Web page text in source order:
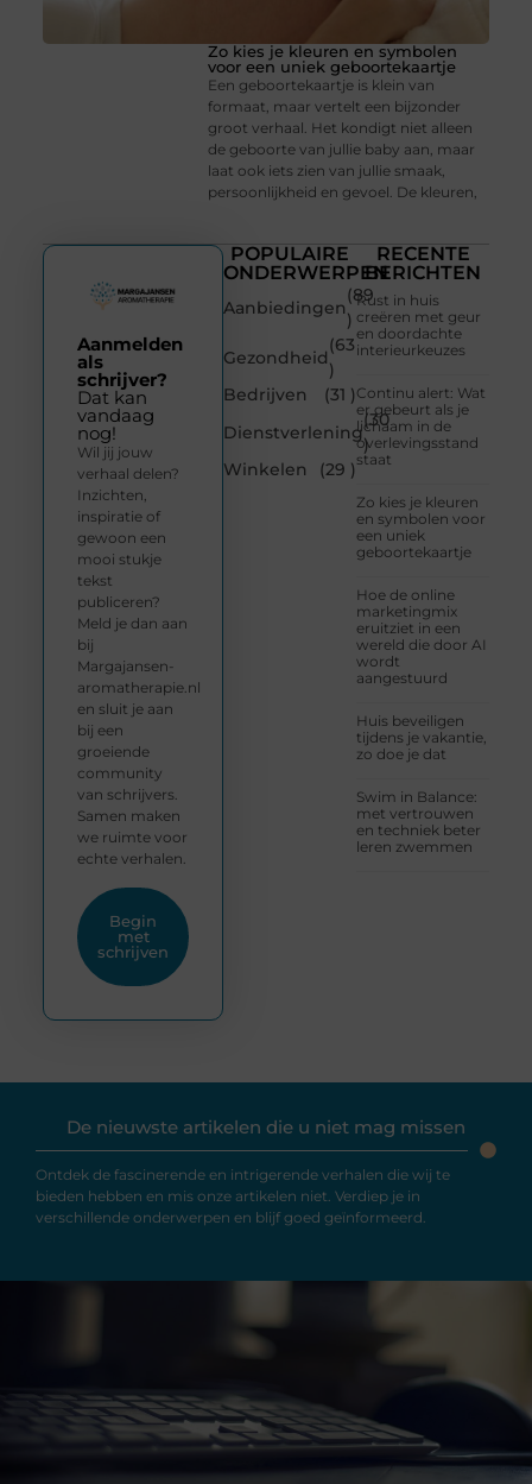
Zo kies je kleuren en symbolen
voor een uniek geboortekaartje
Een geboortekaartje is klein van
formaat, maar vertelt een bijzonder
groot verhaal. Het kondigt niet alleen
de geboorte van jullie baby aan, maar
laat ook iets zien van jullie smaak,
persoonlijkheid en gevoel. De kleuren,
POPULAIRE
ONDERWERPEN
Aanbiedingen
(89
)
Gezondheid
(63
)
Bedrijven
(31 )
Dienstverlening
(30
)
Winkelen
(29 )
RECENTE
BERICHTEN
Rust in huis
creëren met geur
en doordachte
interieurkeuzes
Continu alert: Wat
er gebeurt als je
lichaam in de
overlevingsstand
staat
Zo kies je kleuren
en symbolen voor
een uniek
geboortekaartje
Hoe de online
marketingmix
eruitziet in een
wereld die door AI
wordt
aangestuurd
Huis beveiligen
tijdens je vakantie,
zo doe je dat
Swim in Balance:
met vertrouwen
en techniek beter
leren zwemmen
Aanmelden
als
schrijver?
Dat kan
vandaag
nog!
Wil jij jouw
verhaal delen?
Inzichten,
inspiratie of
gewoon een
mooi stukje
tekst
publiceren?
Meld je dan aan
bij
Margajansen-
aromatherapie.nl
en sluit je aan
bij een
groeiende
community
van schrijvers.
Samen maken
we ruimte voor
echte verhalen.
Begin
met
schrijven
De nieuwste artikelen die u niet mag missen
Ontdek de fascinerende en intrigerende verhalen die wij te
bieden hebben en mis onze artikelen niet. Verdiep je in
verschillende onderwerpen en blijf goed geïnformeerd.